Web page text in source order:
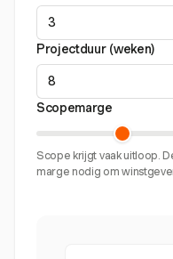
Projectduur (weken)
Scopemarge
Scope krijgt vaak uitloop.
marge nodig om